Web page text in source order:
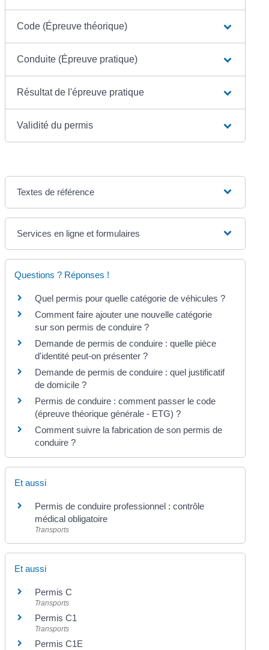
Code (Épreuve théorique)
Conduite (Épreuve pratique)
Résultat de l'épreuve pratique
Validité du permis
Textes de référence
Services en ligne et formulaires
Questions ? Réponses !
Quel permis pour quelle catégorie de véhicules ?
Comment faire ajouter une nouvelle catégorie
sur son permis de conduire ?
Demande de permis de conduire : quelle pièce
d'identité peut-on présenter ?
Demande de permis de conduire : quel justificatif
de domicile ?
Permis de conduire : comment passer le code
(épreuve théorique générale - ETG) ?
Comment suivre la fabrication de son permis de
conduire ?
Et aussi
Permis de conduire professionnel : contrôle
médical obligatoire
Transports
Et aussi
Permis C
Transports
Permis C1
Transports
Permis C1E